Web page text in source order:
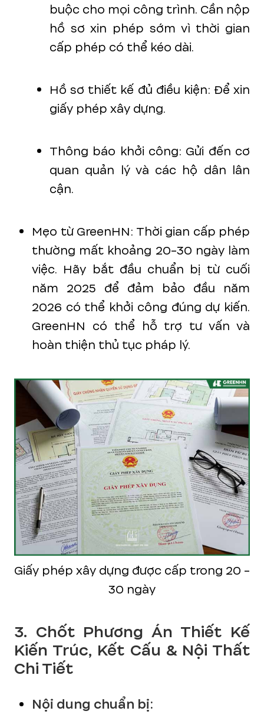
buộc cho mọi công trình. Cần nộp
hồ sơ xin phép sớm vì thời gian
cấp phép có thể kéo dài.
Hồ sơ thiết kế đủ điều kiện: Để xin
giấy phép xây dựng.
Thông báo khởi công: Gửi đến cơ
quan quản lý và các hộ dân lân
cận.
Mẹo từ GreenHN: Thời gian cấp phép
thường mất khoảng 20-30 ngày làm
việc. Hãy bắt đầu chuẩn bị từ cuối
năm 2025 để đảm bảo đầu năm
2026 có thể khởi công đúng dự kiến.
GreenHN có thể hỗ trợ tư vấn và
hoàn thiện thủ tục pháp lý.
Giấy phép xây dựng được cấp trong 20 -
30 ngày
3. Chốt Phương Án Thiết Kế
Kiến Trúc, Kết Cấu & Nội Thất
Chi Tiết
Nội dung chuẩn bị: